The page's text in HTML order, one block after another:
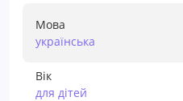
Мова
українська
Вік
для дiтей